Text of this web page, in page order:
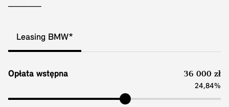
Leasing BMW*
Opłata wstępna 36 000 zł
24,84%